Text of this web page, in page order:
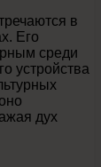
в
Его
среди
устройства
дух